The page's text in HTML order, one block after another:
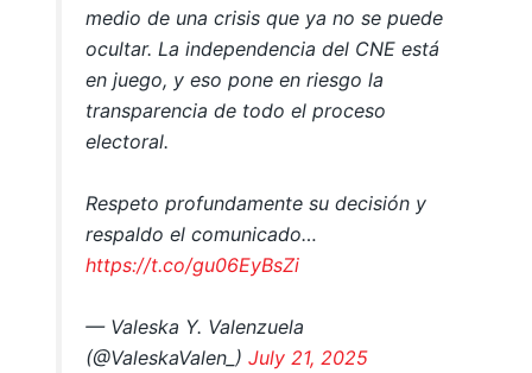
medio de una crisis que ya no se puede
ocultar. La independencia del CNE está
en juego, y eso pone en riesgo la
transparencia de todo el proceso
electoral.
Respeto profundamente su decisión y
respaldo el comunicado…
https://t.co/gu06EyBsZi
— Valeska Y. Valenzuela
(@ValeskaValen_) July 21, 2025